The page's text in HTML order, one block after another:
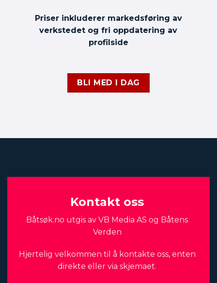
Priser inkluderer markedsføring av
verkstedet og fri oppdatering av
profilside
BLI MED I DAG
Kontakt oss
Båtsøk.no utgis av VB Media AS og Båtens
Verden
Hjertelig velkommen til å kontakte oss, enten
direkte eller via skjemaet.